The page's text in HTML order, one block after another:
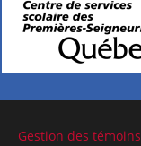
Gestion des